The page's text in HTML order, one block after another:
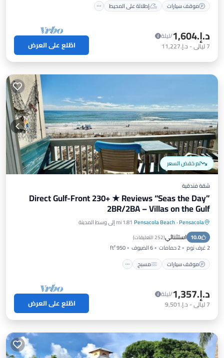
موقف سيارات
إطلالة على المحيط
د.إ.‏1,604
/ليلة
7ليالي- د.إ.‏11,227 اطّلع على العرض
تم خفض السعر
شقة فندقية
Direct Gulf-Front 230+ ★ Reviews “Seas the Day”
2BR/2BA – Villas on the Gulf
Pensacola
·
Pensacola Beach 1.81 mi إلى وسط المدينة
10.0 استثنائي(252 التعليقات )
2 غرف نوم 2 حمامات 6 الضيوف
950 ft²
موقف سيارات
مسبح
موقف سيارات مسبح
إطلالة على المحيط
شرفة / تراس
د.إ.‏1,357
/ليلة
7ليالي- د.إ.‏9,501 اطّلع على العرض